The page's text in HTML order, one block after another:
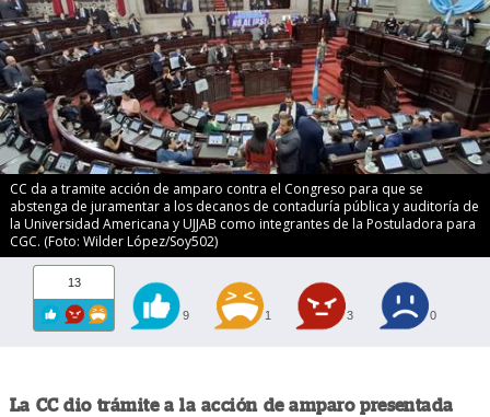
CC da a tramite acción de amparo contra el Congreso para que se
abstenga de juramentar a los decanos de contaduría pública y auditoría de
la Universidad Americana y UJJAB como integrantes de la Postuladora para
CGC. (Foto: Wilder López/Soy502)
13
9 1 3 0
La CC dio trámite a la acción de amparo presentada